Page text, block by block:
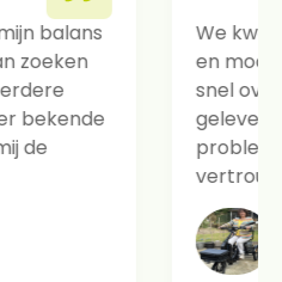
een zitdriewielfiets
gaan fietsen. Ik was
werd netjes thuis
Een klein
Dat gaf veel
tevreden.